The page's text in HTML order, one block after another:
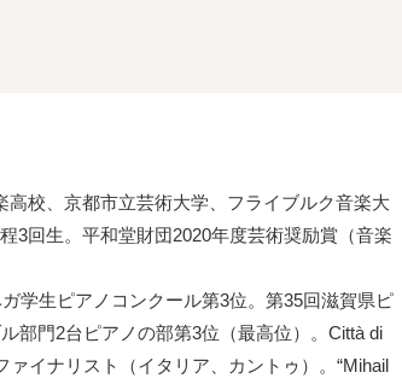
校、京都市立芸術大学、フライブルク音楽大
3回生。平和堂財団2020年度芸術奨励賞（音楽
学生ピアノコンクール第3位。第35回滋賀県ピ
部門2台ピアノの部第3位（最高位）。Città di
ァイナリスト（イタリア、カントゥ）。“Mihail